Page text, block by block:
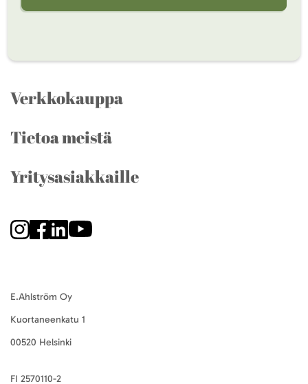
Verkkokauppa
Tietoa meistä
Yritysasiakkaille
E.Ahlström Oy
Kuortaneenkatu 1
00520 Helsinki
FI 2570110-2